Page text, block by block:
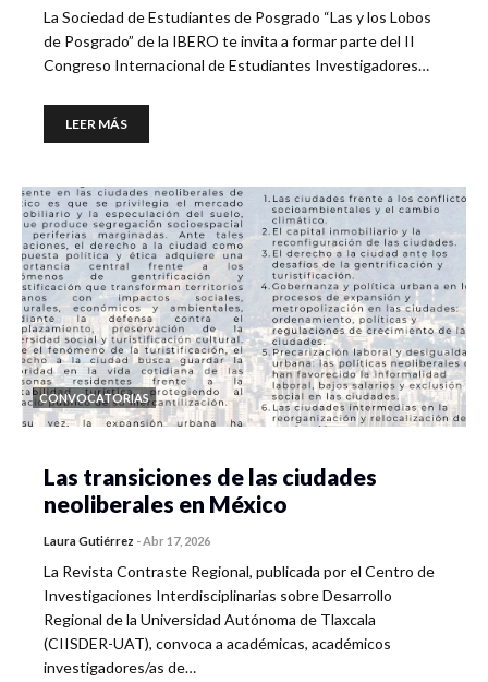
La Sociedad de Estudiantes de Posgrado “Las y los Lobos
de Posgrado” de la IBERO te invita a formar parte del II
Congreso Internacional de Estudiantes Investigadores…
LEER MÁS
CONVOCATORIAS
Las transiciones de las ciudades
neoliberales en México
Laura Gutiérrez -Abr 17, 2026
La Revista Contraste Regional, publicada por el Centro de
Investigaciones Interdisciplinarias sobre Desarrollo
Regional de la Universidad Autónoma de Tlaxcala
(CIISDER-UAT), convoca a académicas, académicos
investigadores/as de…